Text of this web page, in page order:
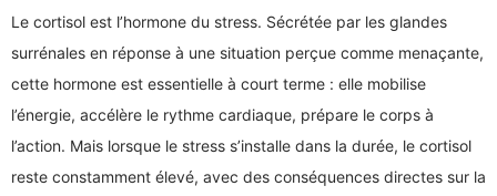
Le cortisol est l’hormone du stress. Sécrétée par les glandes
surrénales en réponse à une situation perçue comme menaçante,
cette hormone est essentielle à court terme : elle mobilise
l’énergie, accélère le rythme cardiaque, prépare le corps à
l’action. Mais lorsque le stress s’installe dans la durée, le cortisol
reste constamment élevé, avec des conséquences directes sur la